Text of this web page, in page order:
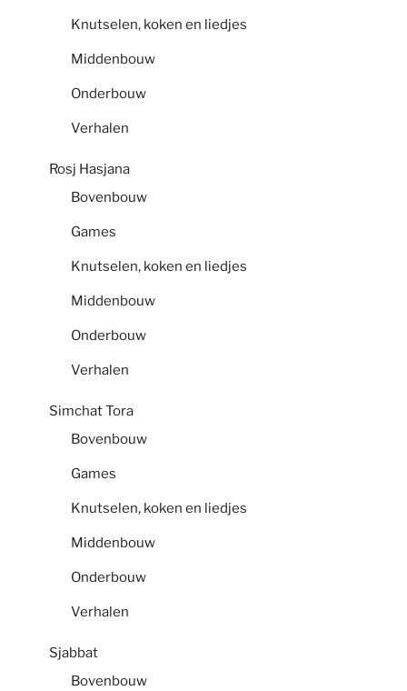
Knutselen, koken en liedjes
Middenbouw
Onderbouw
Verhalen
Rosj Hasjana
Bovenbouw
Games
Knutselen, koken en liedjes
Middenbouw
Onderbouw
Verhalen
Simchat Tora
Bovenbouw
Games
Knutselen, koken en liedjes
Middenbouw
Onderbouw
Verhalen
Sjabbat
Bovenbouw